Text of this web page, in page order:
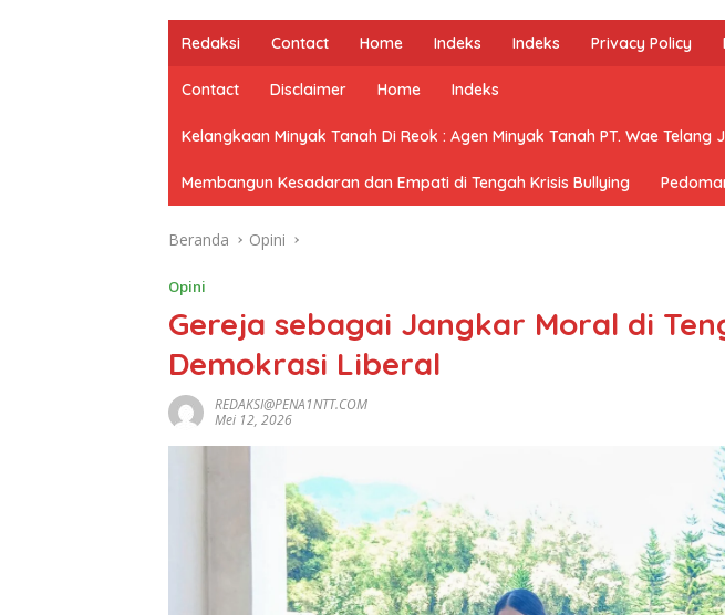
Redaksi Contact Home Indeks Indeks Privacy Policy
Contact Disclaimer Home Indeks
Kelangkaan Minyak Tanah Di Reok : Agen Minyak Tanah PT. Wae
Membangun Kesadaran dan Empati di Tengah Krisis Bullying
Beranda Opini
Opini
Gereja sebagai Jangkar Moral di
Demokrasi Liberal
REDAKSI@PENA1NTT.COM
Mei 12, 2026